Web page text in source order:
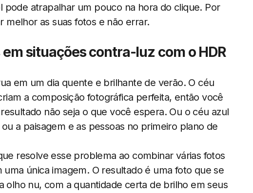
pode atrapalhar um pouco na hora do clique. Por
melhor as suas fotos e não errar.
situações contra-luz com o HDR
em um dia quente e brilhante de verão. O céu
a composição fotográfica perfeita, então você
não seja o que você espera. Ou o céu azul
a paisagem e as pessoas no primeiro plano de
resolve esse problema ao combinar várias fotos
única imagem. O resultado é uma foto que se
olho nu, com a quantidade certa de brilho em seus